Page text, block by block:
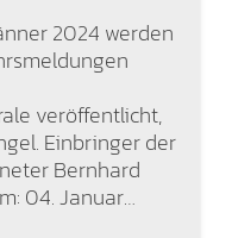
2024 werden
veröffentlicht,
Einbringer der
Bernhard
04. Januar…